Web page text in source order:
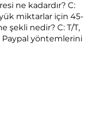
ne kadardır? C:
miktarlar için 45-
şekli nedir? C: T/T,
Paypal yöntemlerini